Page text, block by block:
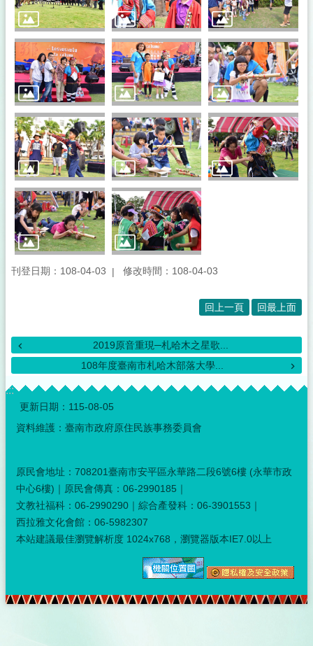
刊登日期：108-04-03 修改時間：108-04-03
回上一頁 回最上面
2019原音重現─札哈木之星歌...
108年度臺南市札哈木部落大學...
:::
更新日期： 115-08-05
資料維護：臺南市政府原住民族事務委員會
原民會地址：708201臺南市安平區永華路二段6號6樓 (永華市政
中心6樓)｜原民會傳真：06-2990185｜
文教社福科：06-2990290｜綜合產發科：06-3901553｜
西拉雅文化會館：06-5982307
本站建議最佳瀏覽解析度 1024x768，瀏覽器版本IE7.0以上